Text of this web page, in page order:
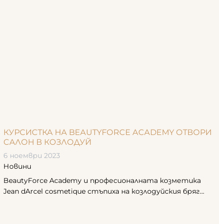
КУРСИСТКА НА BEAUTYFORCE ACADEMY ОТВОРИ
САЛОН В КОЗЛОДУЙ
6 ноември 2023
Новини
BeautyForce Academy и професионалната козметика
Jean dArcel cosmetique стъпиха на козлодуйския бряг...